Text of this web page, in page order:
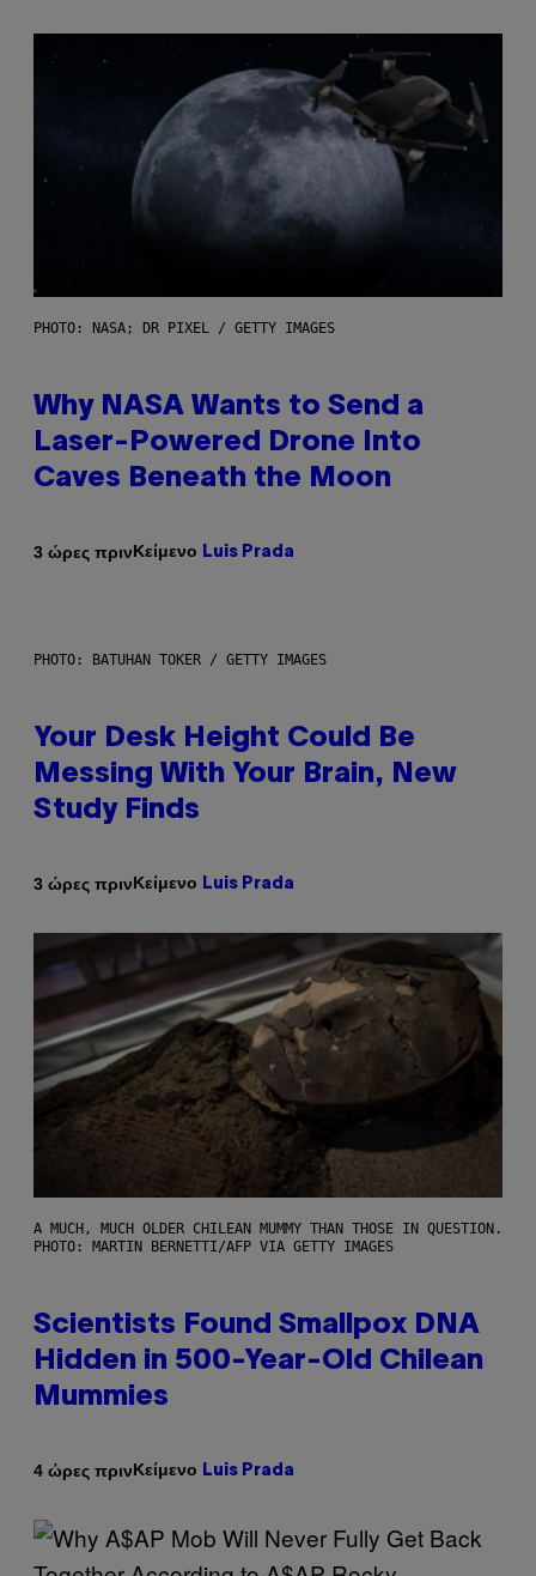
PHOTO: NASA; DR PIXEL / GETTY IMAGES
Why NASA Wants to Send a
Laser-Powered Drone Into
Caves Beneath the Moon
3 ώρες πρινΚείμενο Luis Prada
PHOTO: BATUHAN TOKER / GETTY IMAGES
Your Desk Height Could Be
Messing With Your Brain, New
Study Finds
3 ώρες πρινΚείμενο Luis Prada
A MUCH, MUCH OLDER CHILEAN MUMMY THAN THOSE IN QUESTION.
PHOTO: MARTIN BERNETTI/AFP VIA GETTY IMAGES
Scientists Found Smallpox DNA
Hidden in 500-Year-Old Chilean
Mummies
4 ώρες πρινΚείμενο Luis Prada